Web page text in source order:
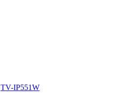
TV-IP551W